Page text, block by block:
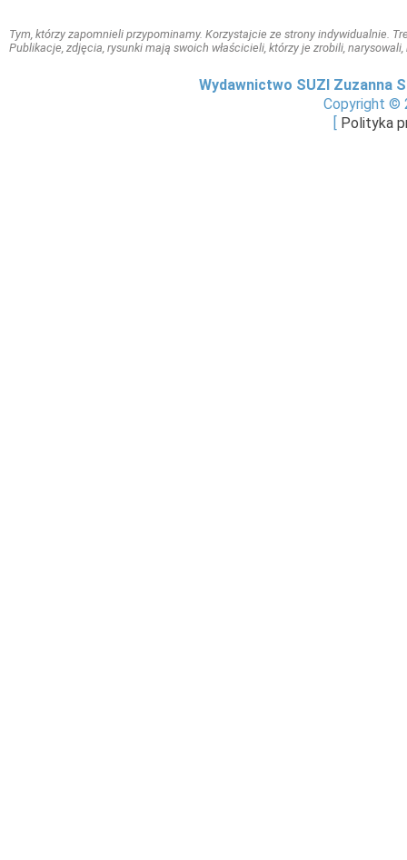
Tym, którzy zapomnieli przypominamy. Korzystajcie ze strony indywidualnie.
Publikacje, zdjęcia, rysunki mają swoich właścicieli, którzy je zrobili,
Wydawnictwo SUZI Zuzanna
Copyright ©
[ Polityka